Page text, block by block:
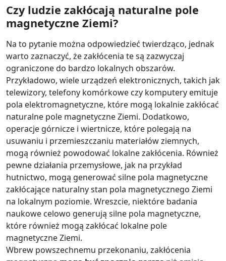
Czy ludzie zakłócają naturalne pole
magnetyczne Ziemi?
Na to pytanie można odpowiedzieć twierdząco, jednak
warto zaznaczyć, że zakłócenia te są zazwyczaj
ograniczone do bardzo lokalnych obszarów.
Przykładowo, wiele urządzeń elektronicznych, takich jak
telewizory, telefony komórkowe czy komputery emituje
pola elektromagnetyczne, które mogą lokalnie zakłócać
naturalne pole magnetyczne Ziemi. Dodatkowo,
operacje górnicze i wiertnicze, które polegają na
usuwaniu i przemieszczaniu materiałów ziemnych,
mogą również powodować lokalne zakłócenia. Również
pewne działania przemysłowe, jak na przykład
hutnictwo, mogą generować silne pola magnetyczne
zakłócające naturalny stan pola magnetycznego Ziemi
na lokalnym poziomie. Wreszcie, niektóre badania
naukowe celowo generują silne pola magnetyczne,
które również mogą zakłócać lokalne pole
magnetyczne Ziemi.
Wbrew powszechnemu przekonaniu, zakłócenia